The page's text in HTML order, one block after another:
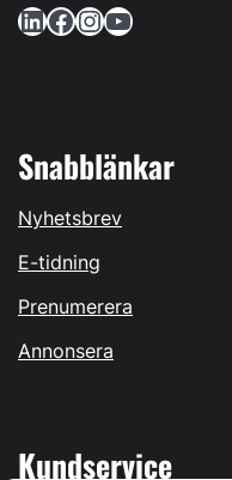
LinkedIn Facebook InstagramYouTube
Snabblänkar
Nyhetsbrev
E-tidning
Prenumerera
Annonsera
Kundservice